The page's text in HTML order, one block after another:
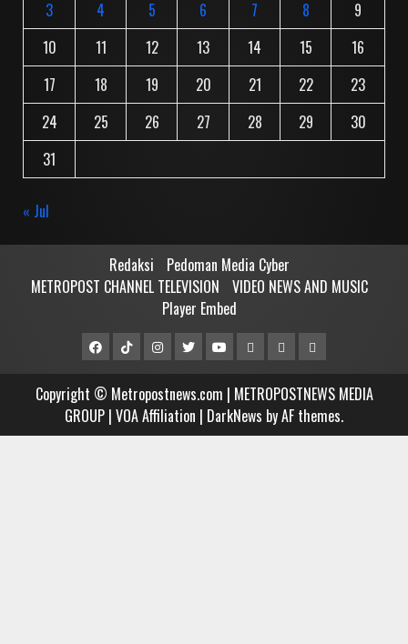
3
4 5 6 7 8
9
10
11 12 13 14 15
16
17
18 19 20 21 22
23
24
25 26 27 28 29
30
31
« Jul
Redaksi
Pedoman Media Cyber
METROPOST CHANNEL TELEVISION
VIDEO NEWS AND MUSIC
Player Embed
FacebookTiktok
Metropostnews
Media
Group
Instagram
TwitterYoutubeMCTVVIDEO
NEWS
AND
MUSIC
Player
Embed
Copyright © Metropostnews.com | METROPOSTNEWS MEDIA
GROUP | VOA Affiliation | DarkNews by AF themes.